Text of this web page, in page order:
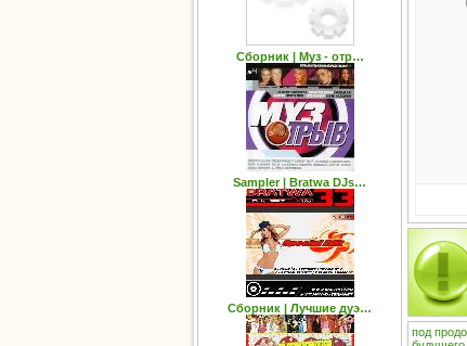
Сборник | Муз - отр…
Sampler | Bratwa DJs…
Сборник | Лучшие дуэ…
под